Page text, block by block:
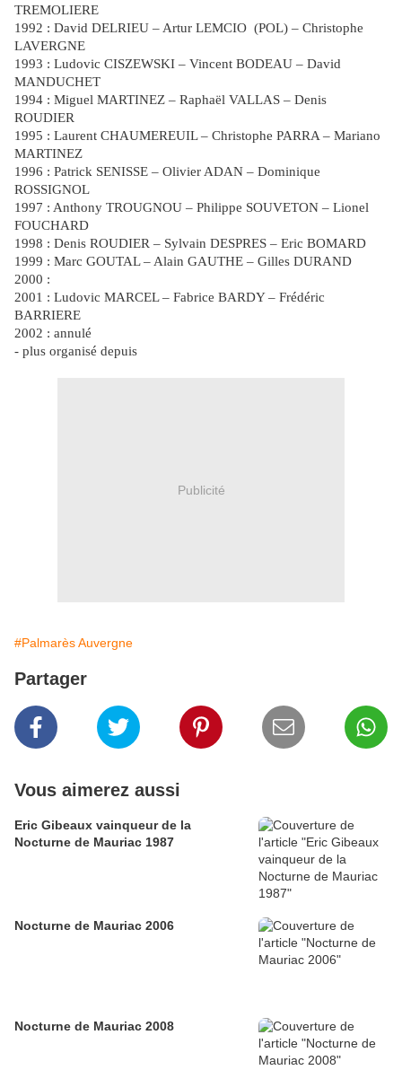
TREMOLIERE
1992 : David DELRIEU – Artur LEMCIO (POL) – Christophe
LAVERGNE
1993 : Ludovic CISZEWSKI – Vincent BODEAU – David
MANDUCHET
1994 : Miguel MARTINEZ – Raphaël VALLAS – Denis
ROUDIER
1995 : Laurent CHAUMEREUIL – Christophe PARRA – Mariano
MARTINEZ
1996 : Patrick SENISSE – Olivier ADAN – Dominique
ROSSIGNOL
1997 : Anthony TROUGNOU – Philippe SOUVETON – Lionel
FOUCHARD
1998 : Denis ROUDIER – Sylvain DESPRES – Eric BOMARD
1999 : Marc GOUTAL – Alain GAUTHE – Gilles DURAND
2000 :
2001 : Ludovic MARCEL – Fabrice BARDY – Frédéric
BARRIERE
2002 : annulé
- plus organisé depuis
Publicité
#Palmarès Auvergne
Partager
Vous aimerez aussi
Eric Gibeaux vainqueur de la
Nocturne de Mauriac 1987
Nocturne de Mauriac 2006
Nocturne de Mauriac 2008